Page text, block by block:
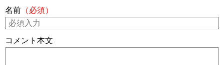
名前 （必須）
コメント本文